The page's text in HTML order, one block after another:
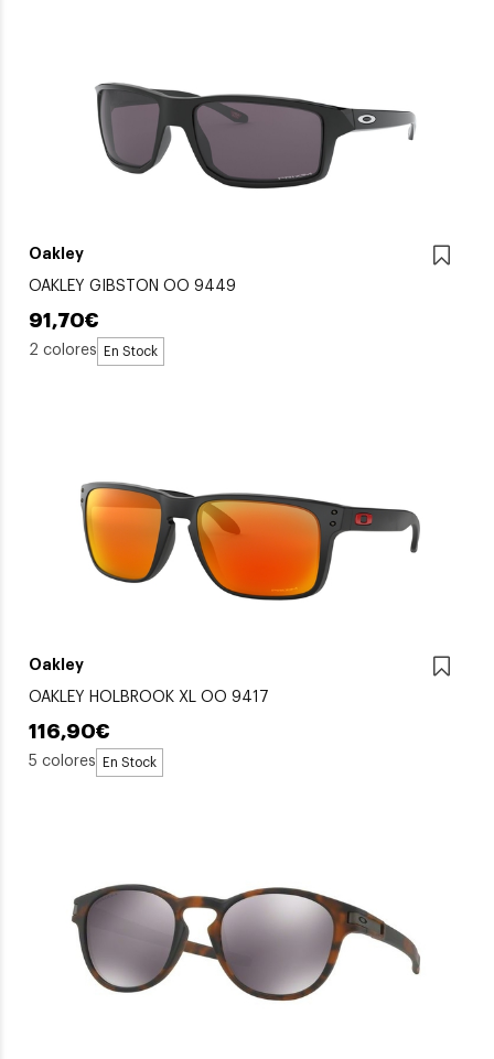
Oakley
OAKLEY GIBSTON OO 9449
91,70€
2 colores En Stock
Oakley
OAKLEY HOLBROOK XL OO 9417
116,90€
5 colores En Stock